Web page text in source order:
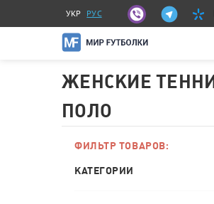
УКР РУС
ЖЕНСКИЕ
ПОЛО
ФИЛЬТР ТОВАРОВ:
КАТЕГОРИИ